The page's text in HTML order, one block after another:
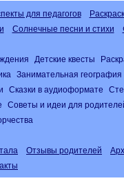
для педагогов
Солнечные песни и стихи
Детские квесты
Занимательная география
Сказки в аудиоформате
Советы и идеи для
Отзывы родителей